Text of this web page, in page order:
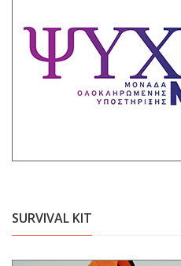
SURVIVAL KIT